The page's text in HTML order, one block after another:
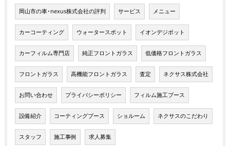
岡山市の車･nexus株式会社の評判 サービス メニュー
カーコーティング ウォータースポット イオンデジポット
カーフィルム専門店 純正フロントガラス 低価格フロントガラス
フロントガラス 高機能フロントガラス 査定 ネクサス株式会社
お問い合わせ プライバシーポリシー フィルム施工ブース
設備紹介 コーティングブース ショルーム ネクサスのこだわり
スタッフ 施工事例 求人募集